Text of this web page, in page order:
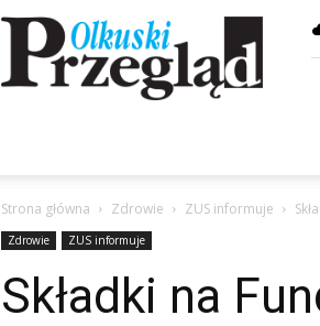
Przegląd
Olkuski
Strona główna Zdrowie ZUS informuje
Zdrowie ZUS informuje
Składki na